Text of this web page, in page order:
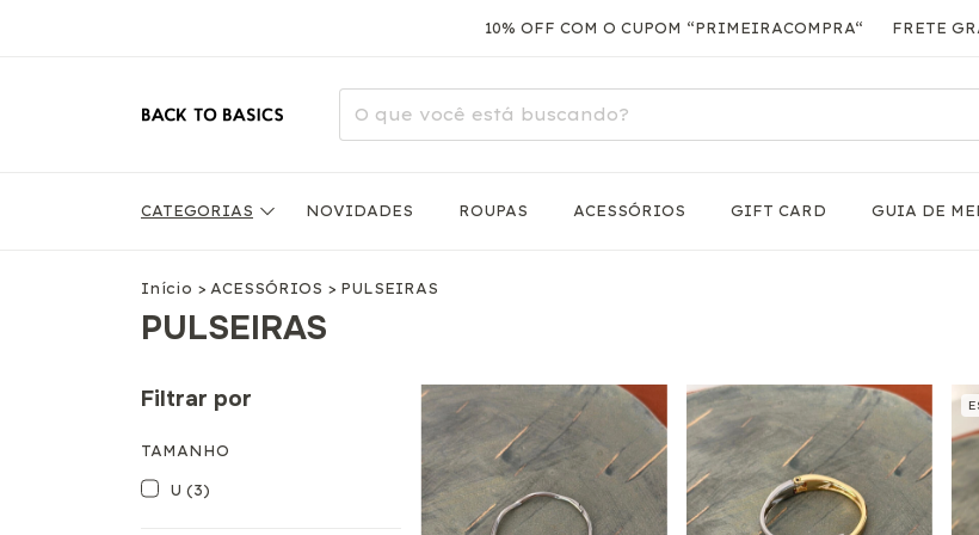
10% OFF COM O CUPOM “PRIMEIRACOMPRA“ FRETE
CATEGORIAS NOVIDADES ROUPAS ACESSÓRIOS GIFT CARD GUIA DE
Início > ACESSÓRIOS > PULSEIRAS
PULSEIRAS
Filtrar por
TAMANHO
U (3)